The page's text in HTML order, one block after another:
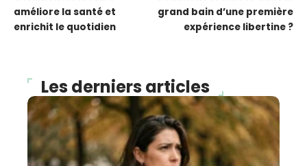
améliore la santé et
enrichit le quotidien
grand bain d’une première
expérience libertine ?
Les derniers articles